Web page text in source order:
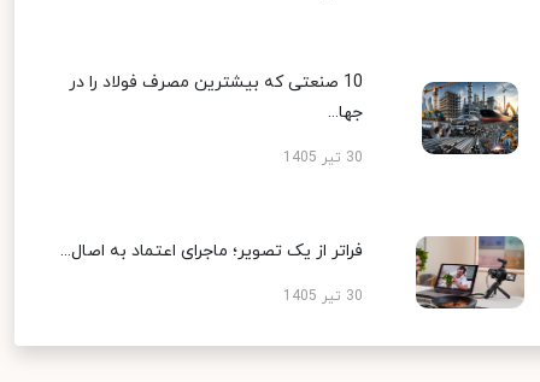
10 صنعتی که بیشترین مصرف فولاد را در
جها...
30 تیر 1405
فراتر از یک تصویر؛ ماجرای اعتماد به اصال...
30 تیر 1405